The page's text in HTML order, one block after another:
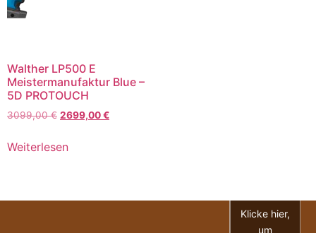
Walther LP500 E
Meistermanufaktur Blue –
5D PROTOUCH
3099,00€ 2699,00€
Weiterlesen
Klicke hier,
um